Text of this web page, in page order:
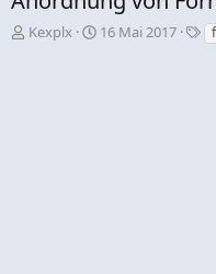
E
Kexplx
E16 Mai 2017
S
c